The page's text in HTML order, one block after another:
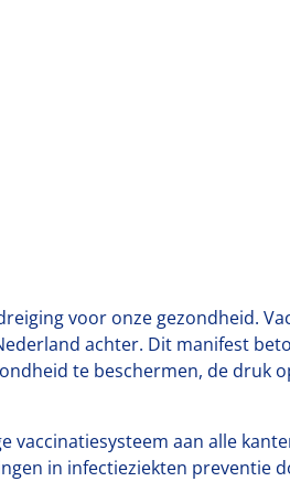
voor onze gezondheid.
achter. Dit manifest
te beschermen, de druk
aan alle
in infectieziekten preventie